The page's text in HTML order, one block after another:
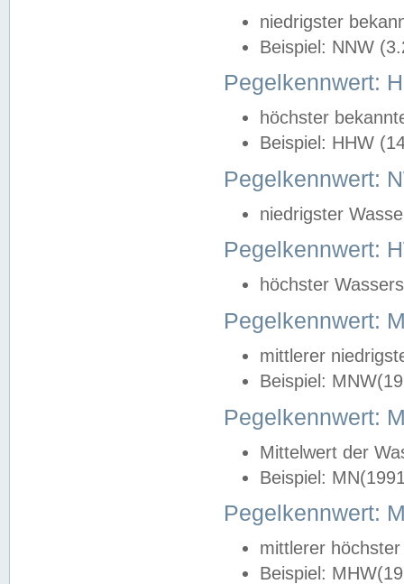
niedrigster
Beispiel: NNW
Pegelkennwert:
höchster
Beispiel: HHW
Pegelkennwert:
niedrigster
Pegelkennwert:
höchster
Pegelkennwert:
mittlerer
Beispiel:
Pegelkennwert:
Mittelwert der
Beispiel:
Pegelkennwert:
mittlerer
Beispiel: